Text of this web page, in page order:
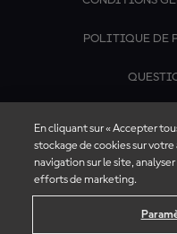
POLITIQUE DE
En cliquant sur « Accepter
stockage de cookies sur
navigation sur le site,
efforts de marketing.